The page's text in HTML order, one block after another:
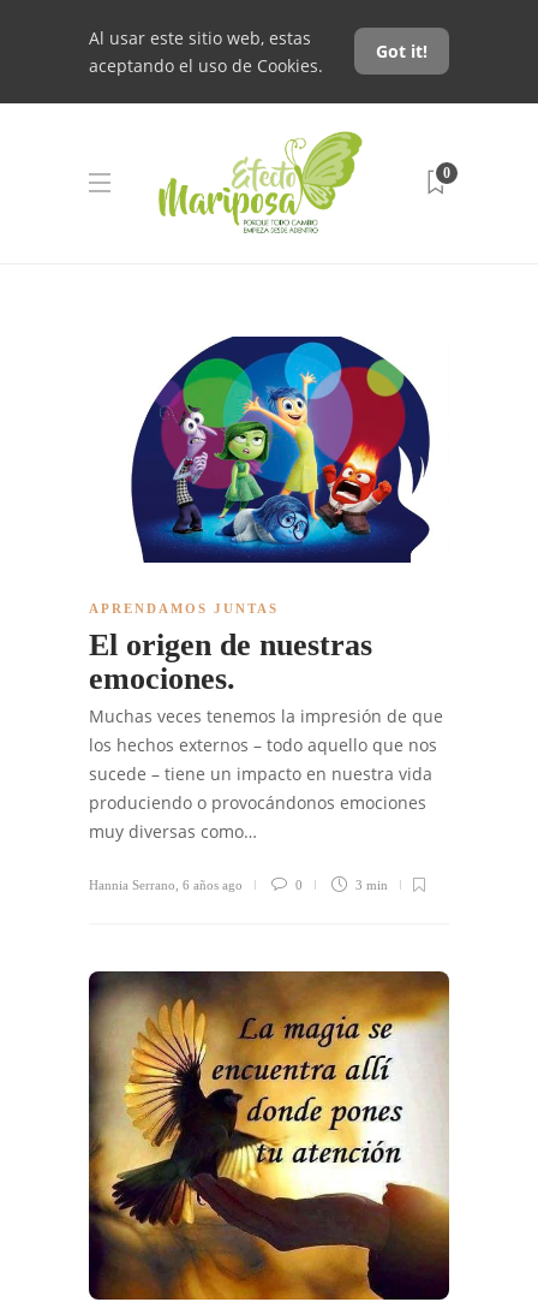
Al usar este sitio web, estas
aceptando el uso de Cookies.
Got it!
0
APRENDAMOS JUNTAS
El origen de nuestras
emociones.
Muchas veces tenemos la impresión de que
los hechos externos – todo aquello que nos
sucede – tiene un impacto en nuestra vida
produciendo o provocándonos emociones
muy diversas como…
Hannia Serrano 6 años ago 0 3 min